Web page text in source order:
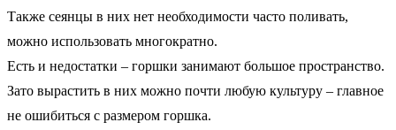
Также сеянцы в них нет необходимости часто поливать,
можно использовать многократно.
Есть и недостатки – горшки занимают большое пространство.
Зато вырастить в них можно почти любую культуру – главное
не ошибиться с размером горшка.